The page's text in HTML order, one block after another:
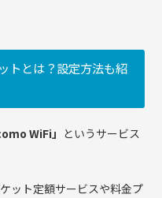
トとは？設定方法も紹
WiFi」 というサービス
ット定額サービスや料金プ